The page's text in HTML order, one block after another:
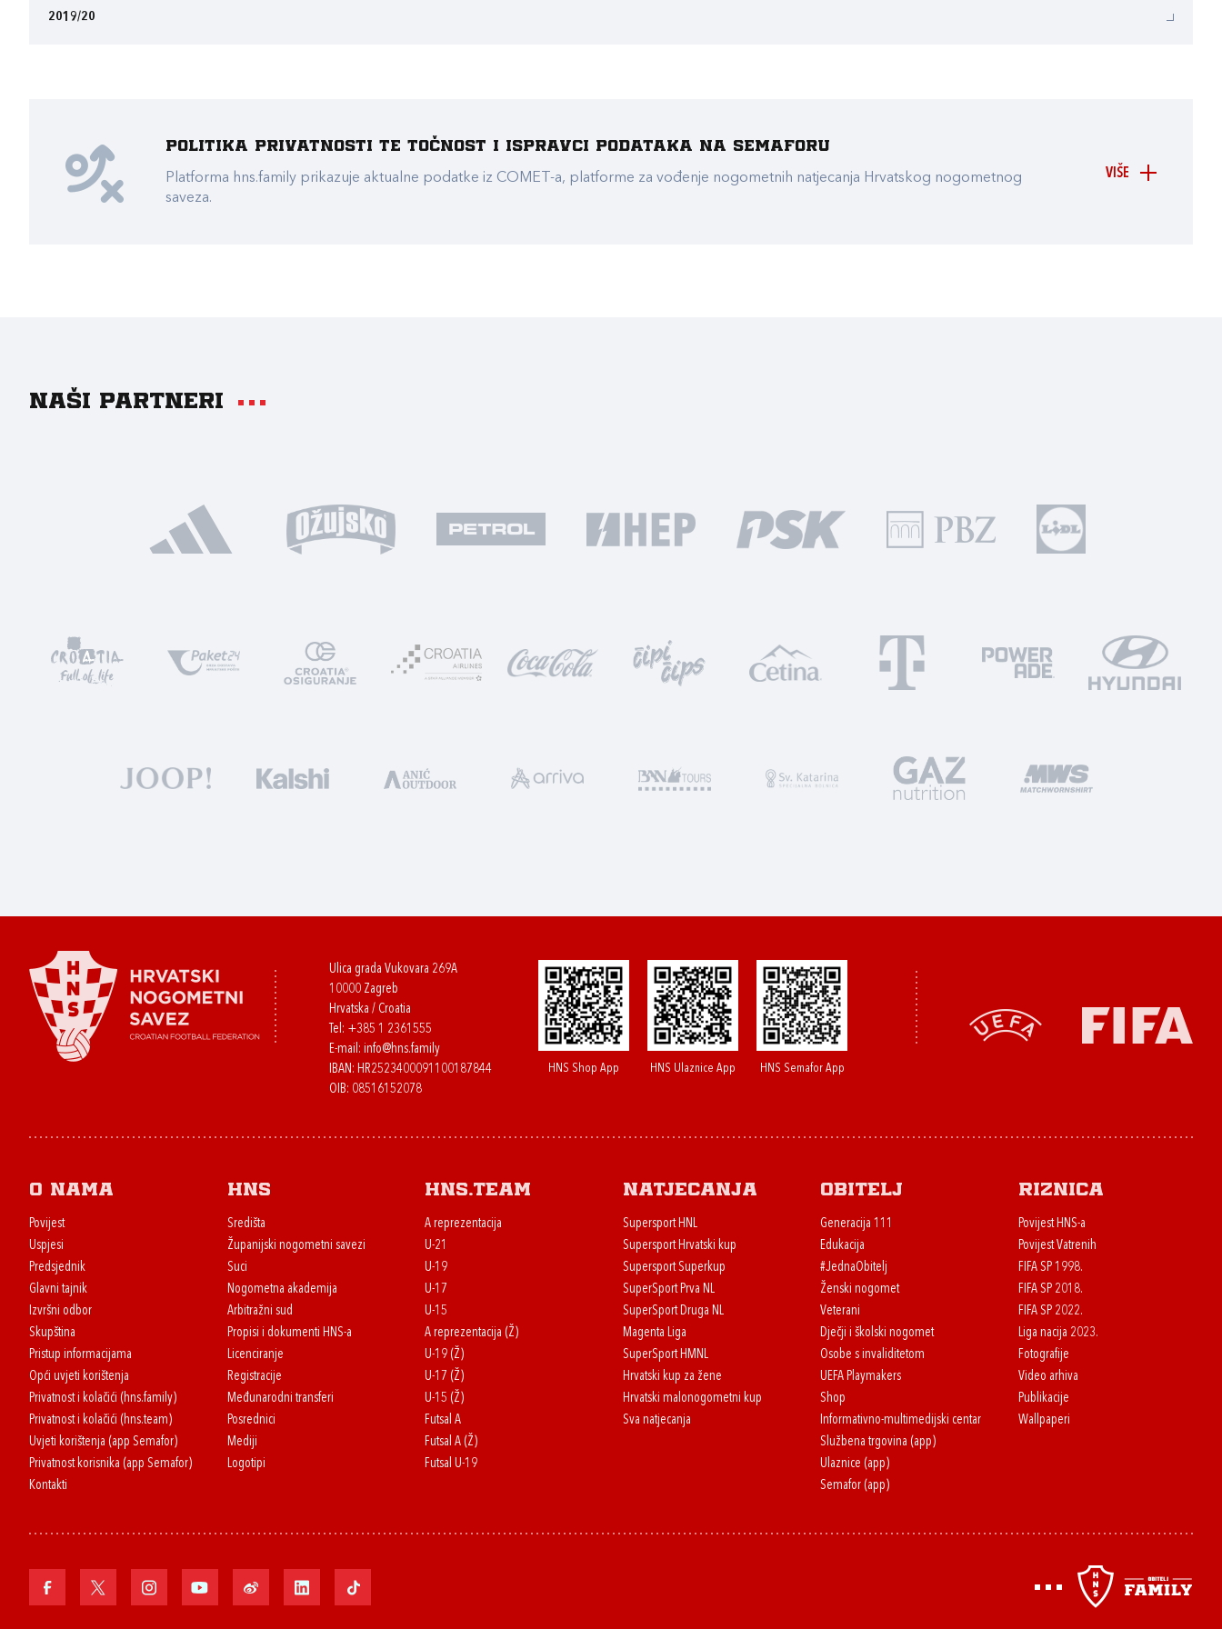
2019/20
VIŠE
Politika privatnosti te točnost i ispravci podataka na Semaforu
Platforma hns.family prikazuje aktualne podatke iz COMET-a, platforme za vođenje nogometnih natjecanja Hrvatskog nogometnog
saveza.
Naši partneri
Ulica grada Vukovara 269A
10000 Zagreb
Hrvatska / Croatia
Tel: +385 1 2361555
E-mail: info@hns.family
IBAN: HR2523400091100187844
OIB: 08516152078
HNS Shop App HNS Ulaznice App HNS Semafor App
O nama
Povijest
Uspjesi
Predsjednik
Glavni tajnik
Izvršni odbor
Skupština
Pristup informacijama
Opći uvjeti korištenja
Privatnost i kolačići (hns.family)
Privatnost i kolačići (hns.team)
Uvjeti korištenja (app Semafor)
Privatnost korisnika (app Semafor)
Kontakti
HNS
Središta
Županijski nogometni savezi
Suci
Nogometna akademija
Arbitražni sud
Propisi i dokumenti HNS-a
Licenciranje
Registracije
Međunarodni transferi
Posrednici
Mediji
Logotipi
HNS.team
A reprezentacija
U-21
U-19
U-17
U-15
A reprezentacija (Ž)
U-19 (Ž)
U-17 (Ž)
U-15 (Ž)
Futsal A
Futsal A (Ž)
Futsal U-19
Natjecanja
Supersport HNL
Supersport Hrvatski kup
Supersport Superkup
SuperSport Prva NL
SuperSport Druga NL
Magenta Liga
SuperSport HMNL
Hrvatski kup za žene
Hrvatski malonogometni kup
Sva natjecanja
Obitelj
Generacija 111
Edukacija
#JednaObitelj
Ženski nogomet
Veterani
Dječji i školski nogomet
Osobe s invaliditetom
UEFA Playmakers
Shop
Informativno-multimedijski centar
Službena trgovina (app)
Ulaznice (app)
Semafor (app)
Riznica
Povijest HNS-a
Povijest Vatrenih
FIFA SP 1998.
FIFA SP 2018.
FIFA SP 2022.
Liga nacija 2023.
Fotografije
Video arhiva
Publikacije
Wallpaperi